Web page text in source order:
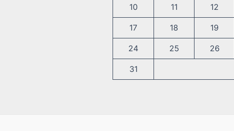
10 11 12
17 18 19
24 25 26
31